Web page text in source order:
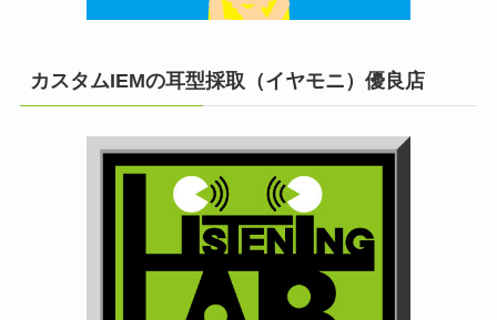
カスタムIEMの耳型採取（イヤモニ）優良店